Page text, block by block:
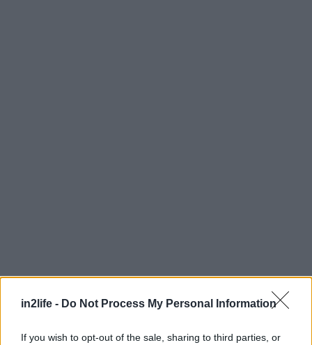
in2life - Do Not Process My Personal Information
If you wish to opt-out of the sale, sharing to third parties, or
Τηλεφωνική γραμμή sos